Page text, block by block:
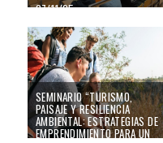
07/11/25
Seminario “Turismo, paisaje
SEMINARIO “TURISMO,
PAISAJE Y RESILIENCIA
AMBIENTAL: ESTRATEGIAS DE
EMPRENDIMIENTO PARA UN